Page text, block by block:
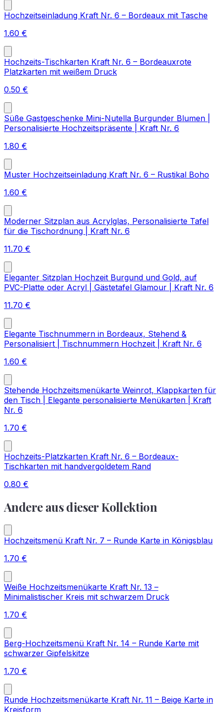
Hochzeitseinladung Kraft Nr. 6 – Bordeaux mit Tasche
1.60 €
Hochzeits-Tischkarten Kraft Nr. 6 – Bordeauxrote
Platzkarten mit weißem Druck
0.50 €
Süße Gastgeschenke Mini-Nutella Burgunder Blumen |
Personalisierte Hochzeitspräsente | Kraft Nr. 6
1.80 €
Muster Hochzeitseinladung Kraft Nr. 6 – Rustikal Boho
1.60 €
Moderner Sitzplan aus Acrylglas, Personalisierte Tafel
für die Tischordnung | Kraft Nr. 6
11.70 €
Eleganter Sitzplan Hochzeit Burgund und Gold, auf
PVC-Platte oder Acryl | Gästetafel Glamour | Kraft Nr. 6
11.70 €
Elegante Tischnummern in Bordeaux, Stehend &
Personalisiert | Tischnummern Hochzeit | Kraft Nr. 6
1.60 €
Stehende Hochzeitsmenükarte Weinrot, Klappkarten für
den Tisch | Elegante personalisierte Menükarten | Kraft
Nr. 6
1.70 €
Hochzeits-Platzkarten Kraft Nr. 6 – Bordeaux-
Tischkarten mit handvergoldetem Rand
0.80 €
Andere aus dieser Kollektion
Hochzeitsmenü Kraft Nr. 7 – Runde Karte in Königsblau
1.70 €
Weiße Hochzeitsmenükarte Kraft Nr. 13 –
Minimalistischer Kreis mit schwarzem Druck
1.70 €
Berg-Hochzeitsmenü Kraft Nr. 14 – Runde Karte mit
schwarzer Gipfelskitze
1.70 €
Runde Hochzeitsmenükarte Kraft Nr. 11 – Beige Karte in
Kreisform